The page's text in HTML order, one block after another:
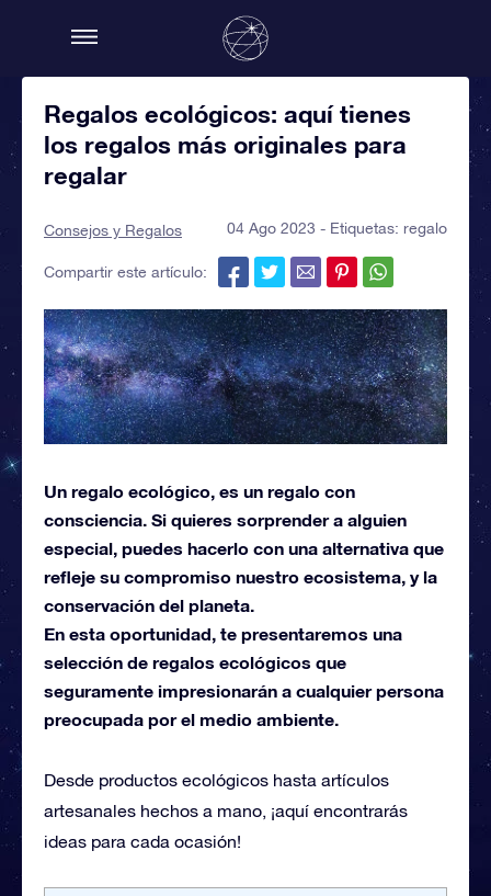
Regalos ecológicos: aquí tienes
los regalos más originales para
regalar
Consejos y Regalos 04 Ago 2023 - Etiquetas: regalo
Compartir este artículo:
Un regalo ecológico, es un regalo con
consciencia. Si quieres sorprender a alguien
especial, puedes hacerlo con una alternativa que
refleje su compromiso nuestro ecosistema, y la
conservación del planeta.
En esta oportunidad, te presentaremos una
selección de regalos ecológicos que
seguramente impresionarán a cualquier persona
preocupada por el medio ambiente.
Desde productos ecológicos hasta artículos
artesanales hechos a mano, ¡aquí encontrarás
ideas para cada ocasión!